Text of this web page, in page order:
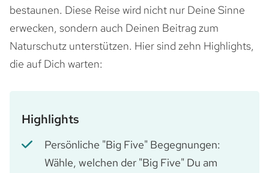
bestaunen. Diese Reise wird nicht nur Deine Sinne
erwecken, sondern auch Deinen Beitrag zum
Naturschutz unterstützen. Hier sind zehn Highlights,
die auf Dich warten:
Highlights
Persönliche "Big Five" Begegnungen:
Wähle, welchen der "Big Five" Du am